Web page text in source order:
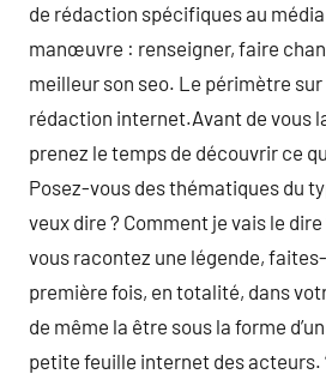
de rédaction spécifiques au
manœuvre : renseigner, faire
meilleur son seo. Le périmètre sur
rédaction internet.Avant de vous
prenez le temps de découvrir ce
Posez-vous des thématiques du
veux dire ? Comment je vais le dire
vous racontez une légende,
première fois, en totalité, dans
de même la être sous la forme
petite feuille internet des acteurs.